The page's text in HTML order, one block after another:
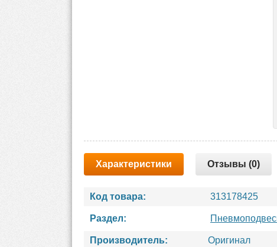
Характеристики Отзывы (0)
Код товара: 313178425
Раздел:
Производитель: Оригинал